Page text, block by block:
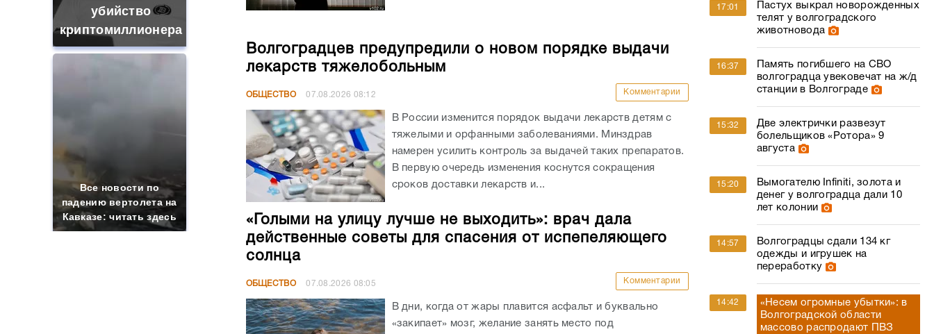
убийство
криптомиллионера
Все новости по
падению вертолета на
Кавказе: читать здесь
Волгоградцев предупредили о новом порядке выдачи
лекарств тяжелобольным
ОБЩЕСТВО 07.08.2026 08:12 Комментарии
В России изменится порядок выдачи лекарств детям с
тяжелыми и орфанными заболеваниями. Минздрав
намерен усилить контроль за выдачей таких препаратов.
В первую очередь изменения коснутся сокращения
сроков доставки лекарств и...
«Голыми на улицу лучше не выходить»: врач дала
действенные советы для спасения от испепеляющего
солнца
ОБЩЕСТВО 07.08.2026 08:05 Комментарии
В дни, когда от жары плавится асфальт и буквально
«закипает» мозг, желание занять место под
17:01
Пастух выкрал новорожденных
телят у волгоградского
животновода
16:37
Память погибшего на СВО
волгоградца увековечат на ж/д
станции в Волгограде
15:32
Две электрички развезут
болельщиков «Ротора» 9
августа
15:20
Вымогателю Infiniti, золота и
денег у волгоградца дали 10
лет колонии
14:57
Волгоградцы сдали 134 кг
одежды и игрушек на
переработку
14:42
«Несем огромные убытки»: в
Волгоградской области
массово распродают ПВЗ